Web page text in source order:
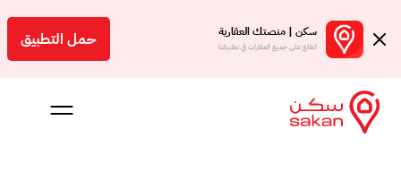
سكن | منصتك العقارية
اطلع على جميع العقارات في تطبيقنا حمل التطبيق